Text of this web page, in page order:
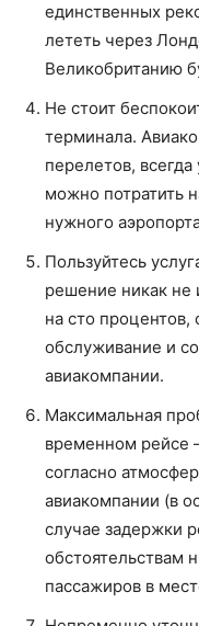
единственных
лететь через
Великобританию
Не стоит
терминала.
перелетов,
можно потратить
нужного
Пользуйтесь
решение никак не
на сто
обслуживание и
авиакомпании.
Максимальная
временном рейсе
согласно
авиакомпании (в
случае задержки
обстоятельствам
пассажиров в